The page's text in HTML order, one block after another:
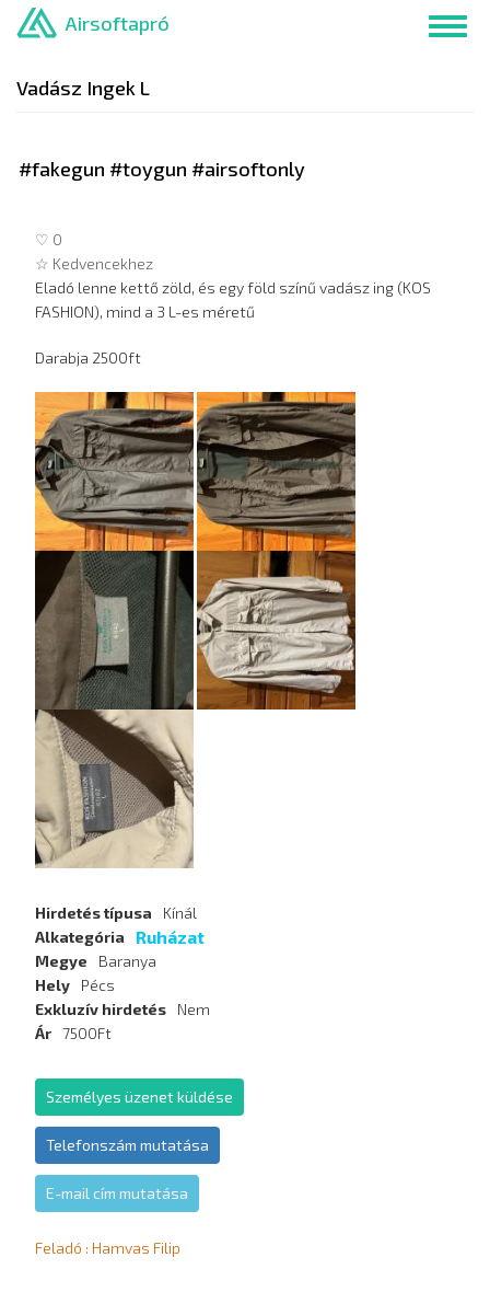
Ugrás
Airsoftapró
Vadász Ingek L
#fakegun #toygun #airsoftonly
♡ 0
☆ Kedvencekhez
Eladó lenne kettő zöld, és egy föld színű vadász ing (KOS
FASHION), mind a 3 L-es méretű
Darabja 2500ft
Hirdetés
képei
Hirdetés típusa
Kínál
Alkategória
Ruházat
Megye
Baranya
Hely
Pécs
Exkluzív hirdetés
Nem
Ár 7500Ft
Személyes üzenet küldése
Telefonszám mutatása
E-mail cím mutatása
Feladó : Hamvas Filip